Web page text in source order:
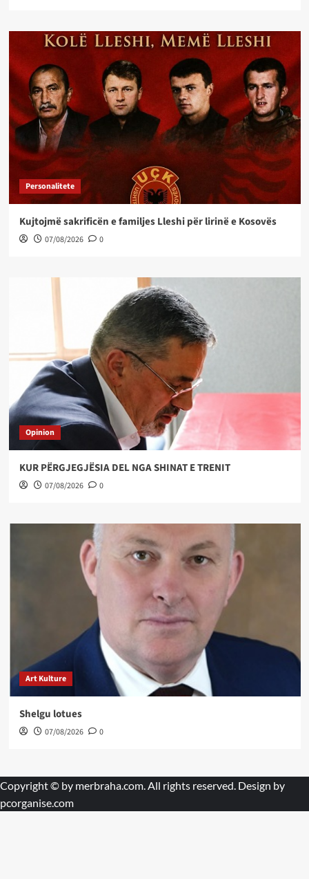
Personalitete
Kujtojmë sakrificën e familjes Lleshi për lirinë e Kosovës
07/08/2026 0
Opinion
KUR PËRGJEGJËSIA DEL NGA SHINAT E TRENIT
07/08/2026 0
Art Kulture
Shelgu lotues
07/08/2026 0
Copyright © by merbraha.com . All rights reserved. Design by
pcorganise.com